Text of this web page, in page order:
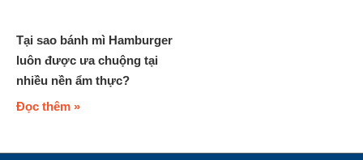
Tại sao bánh mì Hamburger
luôn được ưa chuộng tại
nhiều nền ẩm thực?
Đọc thêm »